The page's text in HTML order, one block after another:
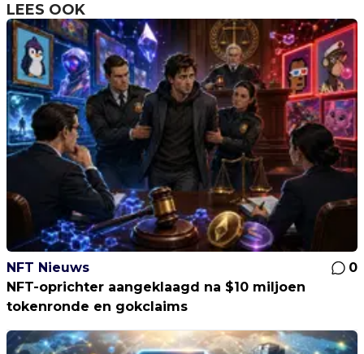
LEES OOK
NFT Nieuws
0
NFT-oprichter aangeklaagd na $10 miljoen
tokenronde en gokclaims